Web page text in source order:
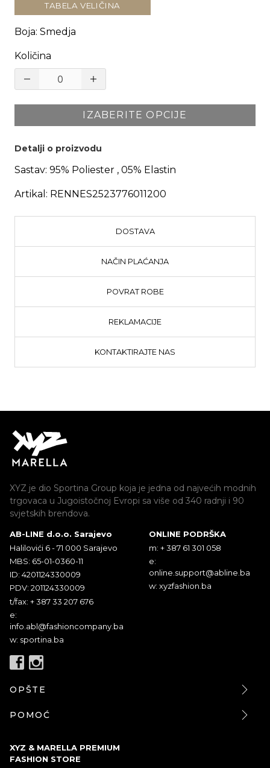
TABELA VELIČINA
Boja: Smedja
Količina
IZABERITE OPCIJE
Detalji o proizvodu
Sastav: 95% Poliester , 05% Elastin
Artikal: RENNES2523776011200
DOSTAVA
NAČIN PLAĆANJA
POVRAT ROBE
REKLAMACIJE
KONTAKTIRAJTE NAS
XYZ je dio Sportina Group koja je jedna od najvećih modnih
trgovaca u Jugoistočnoj Evropi sa više od 340 radnji i 90
svjetskih brendova.
AB-LINE d.o.o. Sarajevo
Halilovići 6 - 71 000 Sarajevo
MBS: 65-01-0360-11
ID: 4201124330009
PDV: 201124330009
t/fax: + 387 33 207 676
e:
info.abl@fashioncompany.ba
w: sportina.ba
ONLINE PODRŠKA
m: + 387 61 301 058
e:
online.support@abline.ba
w: xyzfashion.ba
OPŠTE
POMOĆ
XYZ & MARELLA PREMIUM
FASHION STORE